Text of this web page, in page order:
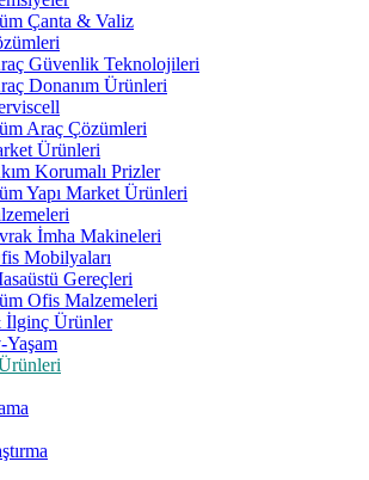
Çanta & Valiz
Güvenlik Teknolojileri
Donanım Ürünleri
Araç Çözümleri
Ürünleri
Korumalı Prizler
Yapı Market Ürünleri
İmha Makineleri
Mobilyaları
Gereçleri
Ofis Malzemeleri
İlginç Ürünler